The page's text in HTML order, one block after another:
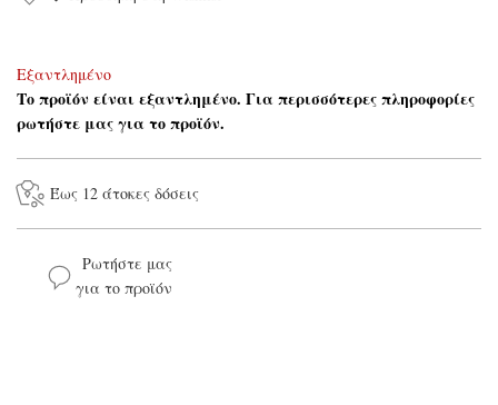
Εξαντλημένο
Το προϊόν είναι εξαντλημένο. Για περισσότερες πληροφορίες
ρωτήστε μας για το προϊόν.
Έως 12 άτοκες δόσεις
Ρωτήστε μας
για το προϊόν